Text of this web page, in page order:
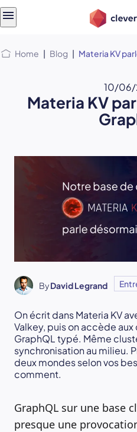
Home | Blog | Materia KV
10/
Materia KV
ByDavid Legrand
On écrit dans Materia KV
Valkey, puis on accède
GraphQL typé. Même
synchronisation au milieu.
deux mondes selon vos
comment.
GraphQL sur une base
presque une